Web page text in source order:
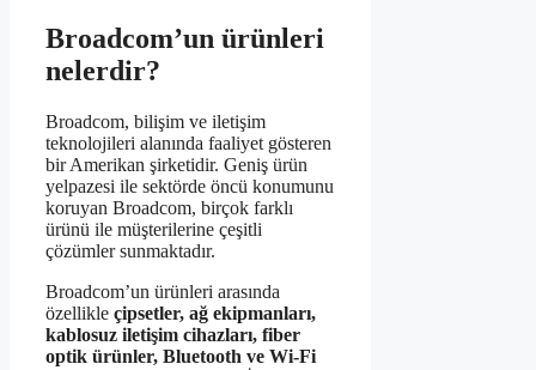
Broadcom’un ürünleri
nelerdir?
Broadcom, bilişim ve iletişim
teknolojileri alanında faaliyet gösteren
bir Amerikan şirketidir. Geniş ürün
yelpazesi ile sektörde öncü konumunu
koruyan Broadcom, birçok farklı
ürünü ile müşterilerine çeşitli
çözümler sunmaktadır.
Broadcom’un ürünleri arasında
özellikle çipsetler, ağ ekipmanları,
kablosuz iletişim cihazları, fiber
optik ürünler, Bluetooth ve Wi-Fi